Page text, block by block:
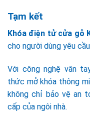
Tạm kết
Khóa điện tử cửa gỗ
cho người dùng yêu
Với công nghệ vân
thức mở khóa thông
không chỉ bảo vệ an
cấp của ngôi nhà.